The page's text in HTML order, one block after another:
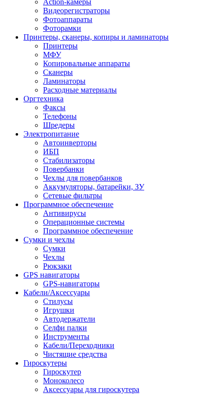
Action-камеры
Видеорегистраторы
Фотоаппараты
Фоторамки
Принтеры, сканеры, копиры и ламинаторы
Принтеры
МФУ
Копировальные аппараты
Сканеры
Ламинаторы
Расходные материалы
Оргтехника
Факсы
Телефоны
Шредеры
Электропитание
Автоинверторы
ИБП
Стабилизаторы
Повербанки
Чехлы для повербанков
Аккумуляторы, батарейки, ЗУ
Сетевые фильтры
Программное обеспечение
Антивирусы
Операционные системы
Программное обеспечение
Сумки и чехлы
Сумки
Чехлы
Рюкзаки
GPS навигаторы
GPS-навигаторы
Кабели/Аксессуары
Стилусы
Игрушки
Автодержатели
Селфи палки
Инструменты
Кабели/Переходники
Чистящие средства
Гироскутеры
Гироскутер
Моноколесо
Аксессуары для гироскутера